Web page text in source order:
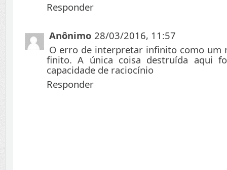
Responder
Anônimo 28/03/2016, 11:57
O erro de interpretar infinito como um
finito. A única coisa destruída aqui
capacidade de raciocínio
Responder